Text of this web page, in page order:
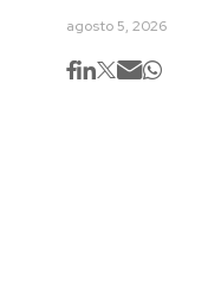
agosto 5, 2026